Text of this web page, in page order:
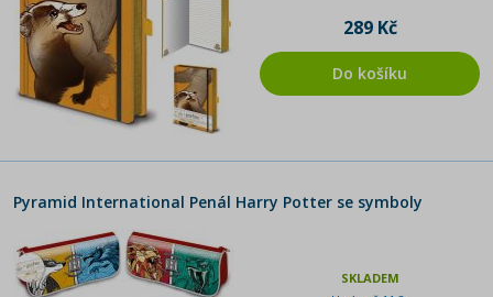
289 Kč
Do košíku
Pyramid International Penál Harry Potter se symboly
SKLADEM